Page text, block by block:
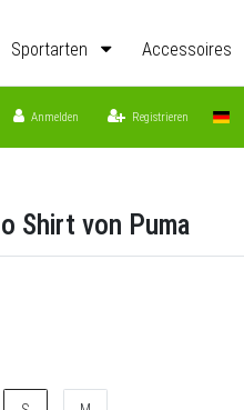
Sportarten Accessoires
Anmelden Registrieren
Shirt von Puma